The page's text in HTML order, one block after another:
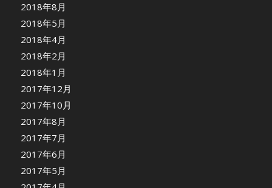
2018年8月
2018年5月
2018年4月
2018年2月
2018年1月
2017年12月
2017年10月
2017年8月
2017年7月
2017年6月
2017年5月